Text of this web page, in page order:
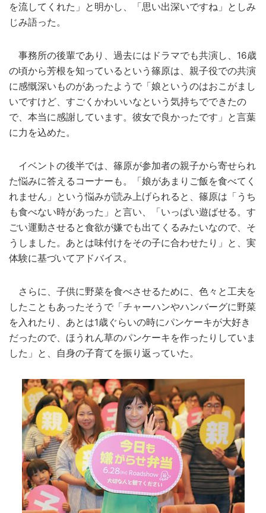
を流してくれた」と明かし、「思い出深いですね」としみ
じみ語った。
事務所の後輩であり、過去にはドラマでも共演し、16歳
の頃から芳根を知っているという篠原は、親子役での共演
に感慨深いものがあったようで「娘というのはおこがまし
いですけど、すごくかわいいなという気持ちでできたの
で、本当に感謝しています。彼女で良かったです」と言葉
に力を込めた。
イベントの後半では、篠原が参加者の親子から寄せられ
た悩みに答えるコーナーも。「娘があまりご飯を食べてく
れません」という悩みが読み上げられると、篠原は「うち
も食べない時があった」と言い、「いっぱい遊ばせる。す
ごい運動させると食欲が嫌でも出てくるみたいなので、そ
うしました。あとは味付けをその子に合わせたり」と、実
体験に基づいてアドバイス。
さらに、子供に野菜を食べさせるために、色々と工夫を
したこともあったそうで「チャーハンやハンバーグに野菜
を入れたり、あとは1歳ぐらいの時にパンケーキが大好き
だったので、ほうれん草のパンケーキを作ったりしていま
した」と、自身の子育てを振り返っていた。